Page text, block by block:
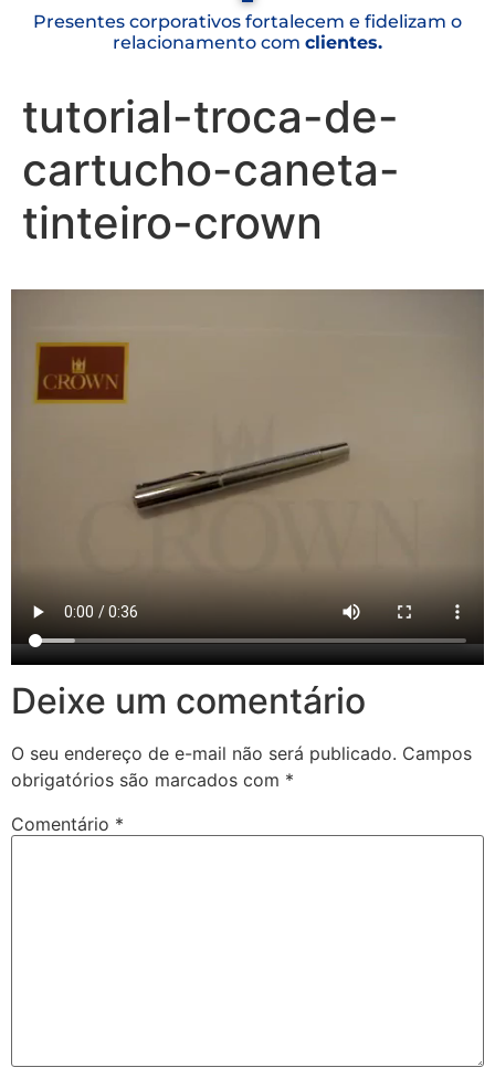
Presentes corporativos fortalecem e fidelizam o
relacionamento com clientes.
tutorial-troca-de-
cartucho-caneta-
tinteiro-crown
Deixe um comentário
O seu endereço de e-mail não será publicado. Campos
obrigatórios são marcados com *
Comentário *